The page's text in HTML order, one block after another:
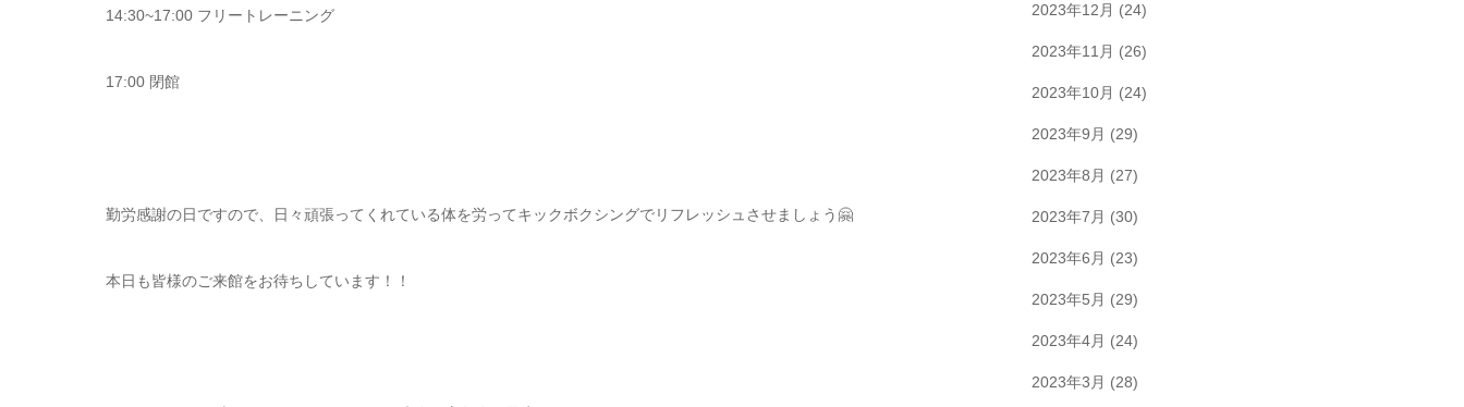
14:30~17:00 フリートレーニング
17:00 閉館
勤労感謝の日ですので、日々頑張ってくれている体を労ってキックボクシングでリフレッシュさせましょう🤗
本日も皆様のご来館をお待ちしています！！
2023年12月 (24)
2023年11月 (26)
2023年10月 (24)
2023年9月 (29)
2023年8月 (27)
2023年7月 (30)
2023年6月 (23)
2023年5月 (29)
2023年4月 (24)
2023年3月 (28)